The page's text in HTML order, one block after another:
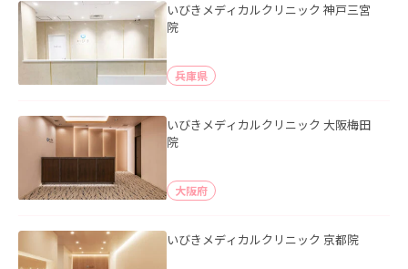
いびきメディカルクリニック 神戸三宮
院
兵庫県
いびきメディカルクリニック 大阪梅田
院
大阪府
いびきメディカルクリニック 京都院